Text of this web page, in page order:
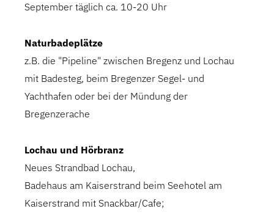
September täglich ca. 10-20 Uhr
Naturbadeplätze
z.B. die "Pipeline" zwischen Bregenz und Lochau
mit Badesteg, beim Bregenzer Segel- und
Yachthafen oder bei der Mündung der
Bregenzerache
Lochau und Hörbranz
Neues Strandbad Lochau,
Badehaus am Kaiserstrand beim Seehotel am
Kaiserstrand mit Snackbar/Cafe;